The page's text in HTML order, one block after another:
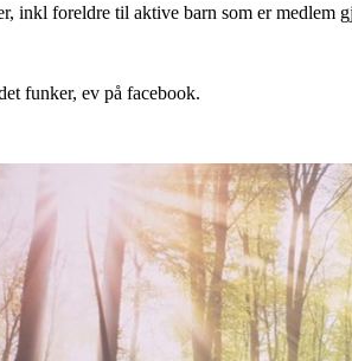
inkl foreldre til aktive barn som er medlem
funker, ev på facebook.